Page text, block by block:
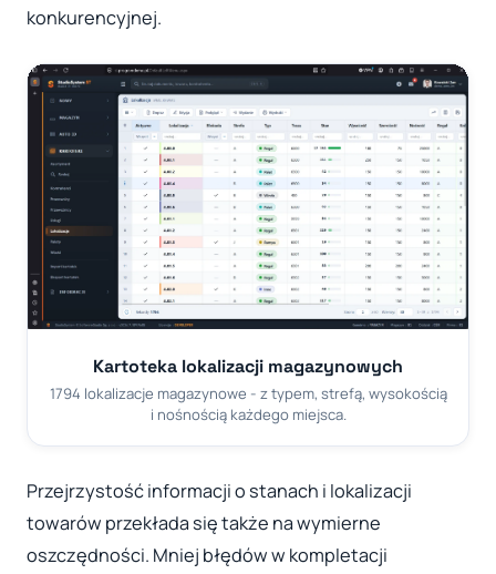
konkurencyjnej.
Kartoteka lokalizacji magazynowych
1794 lokalizacje magazynowe - z typem, strefą, wysokością
i nośnością każdego miejsca.
Przejrzystość informacji o stanach i lokalizacji
towarów przekłada się także na wymierne
oszczędności. Mniej błędów w kompletacji